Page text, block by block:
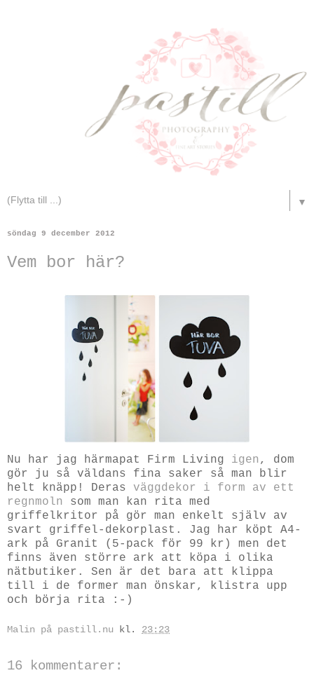
▼
söndag 9 december 2012
Vem bor här?
Nu har jag härmapat Firm Living igen , dom
gör ju så väldans fina saker så man blir
helt knäpp! Deras väggdekor i form av ett
regnmoln
som man kan rita med
griffelkritor på gör man enkelt själv av
svart griffel-dekorplast. Jag har köpt A4-
ark på Granit (5-pack för 99 kr) men det
finns även större ark att köpa i olika
nätbutiker. Sen är det bara att klippa
till i de former man önskar, klistra upp
och börja rita :-)
Malin på pastill.nu kl. 23:23
16 kommentarer: